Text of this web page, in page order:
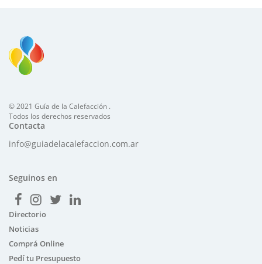
© 2021 Guía de la Calefacción .
Todos los derechos reservados
Contacta
info@guiadelacalefaccion.com.ar
Seguinos en
Directorio
Noticias
Comprá Online
Pedí tu Presupuesto